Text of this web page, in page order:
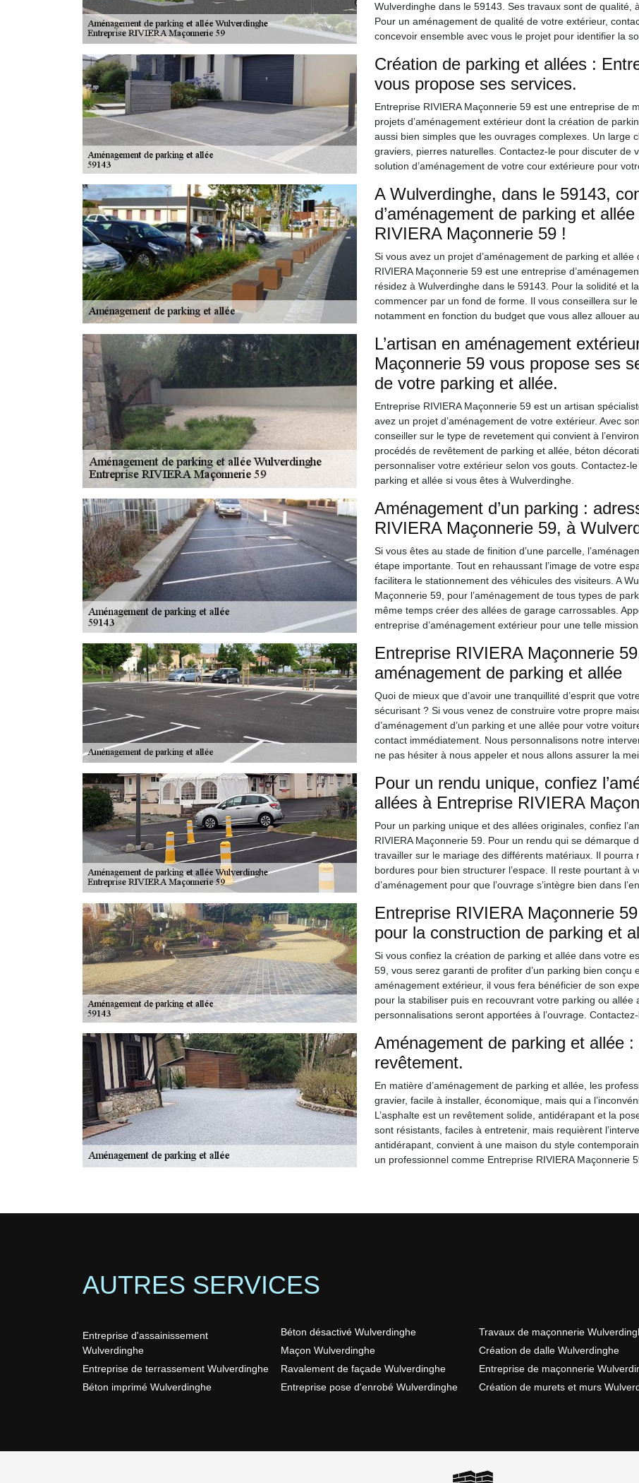
Wulverdinghe dans le 59143. Ses travaux sont de qualité,
Pour un aménagement de qualité de votre extérieur,
concevoir ensemble avec vous le projet pour identifier la
Création de parking et allées :
vous propose ses services.
Entreprise RIVIERA Maçonnerie 59 est une entreprise de
projets d’aménagement extérieur dont la création de
aussi bien simples que les ouvrages complexes. Un large
graviers, pierres naturelles. Contactez-le pour discuter de
solution d’aménagement de votre cour extérieure pour
A Wulverdinghe, dans le 59143,
d’aménagement de parking et
RIVIERA Maçonnerie 59 !
Si vous avez un projet d’aménagement de parking et
RIVIERA Maçonnerie 59 est une entreprise
résidez à Wulverdinghe dans le 59143. Pour la solidité et
commencer par un fond de forme. Il vous conseillera sur
notamment en fonction du budget que vous allez allouer
L’artisan en aménagement
Maçonnerie 59 vous propose ses
de votre parking et allée.
Entreprise RIVIERA Maçonnerie 59 est un artisan
avez un projet d’aménagement de votre extérieur. Avec
conseiller sur le type de revetement qui convient à
procédés de revêtement de parking et allée, béton
personnaliser votre extérieur selon vos gouts. Contactez-
parking et allée si vous êtes à Wulverdinghe.
Aménagement d’un parking :
RIVIERA Maçonnerie 59, à
Si vous êtes au stade de finition d’une parcelle,
étape importante. Tout en rehaussant l’image de votre
facilitera le stationnement des véhicules des visiteurs. A
Maçonnerie 59, pour l’aménagement de tous types de
même temps créer des allées de garage carrossables.
entreprise d’aménagement extérieur pour une telle mission.
Entreprise RIVIERA Maçonnerie
aménagement de parking et allée
Quoi de mieux que d’avoir une tranquillité d’esprit que
sécurisant ? Si vous venez de construire votre propre
d’aménagement d’un parking et une allée pour votre
contact immédiatement. Nous personnalisons notre
ne pas hésiter à nous appeler et nous allons assurer la
Pour un rendu unique, confiez
allées à Entreprise RIVIERA
Pour un parking unique et des allées originales, confiez
RIVIERA Maçonnerie 59. Pour un rendu qui se démarque
travailler sur le mariage des différents matériaux. Il
bordures pour bien structurer l’espace. Il reste pourtant à
d’aménagement pour que l’ouvrage s’intègre bien dans
Entreprise RIVIERA Maçonnerie
pour la construction de parking et
Si vous confiez la création de parking et allée dans votre
59, vous serez garanti de profiter d’un parking bien conçu
aménagement extérieur, il vous fera bénéficier de son
pour la stabiliser puis en recouvrant votre parking ou
personnalisations seront apportées à l’ouvrage.
Aménagement de parking et allée
revêtement.
En matière d’aménagement de parking et allée, les
gravier, facile à installer, économique, mais qui a
L’asphalte est un revêtement solide, antidérapant et la
sont résistants, faciles à entretenir, mais requièrent
antidérapant, convient à une maison du style
un professionnel comme Entreprise RIVIERA Maçonnerie
AUTRES SERVICES
Entreprise d'assainissement
Wulverdinghe
Entreprise de terrassement Wulverdinghe
Béton imprimé Wulverdinghe
Béton désactivé Wulverdinghe
Maçon Wulverdinghe
Ravalement de façade Wulverdinghe
Entreprise pose d'enrobé Wulverdinghe
Travaux de maçonnerie
Création de dalle Wulverdinghe
Entreprise de maçonnerie
Création de murets et murs